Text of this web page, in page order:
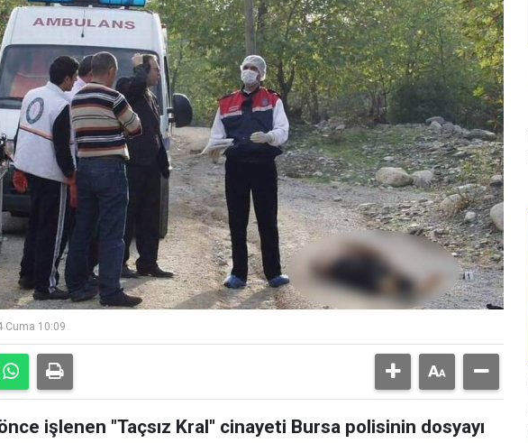
Cuma 10:09
işlenen "Taçsız Kral" cinayeti Bursa polisinin dosyayı